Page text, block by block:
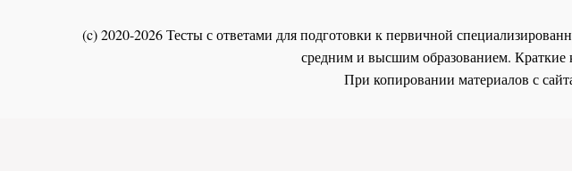
(c) 2020-2026 Тесты с ответами для подготовки к первичной
средним и высшим образованием.
При копировании материалов с